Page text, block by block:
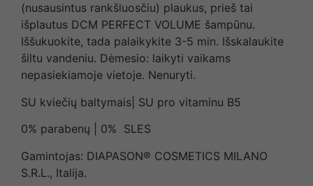
(nusausintus rankšluosčiu) plaukus, prieš tai
išplautus DCM PERFECT VOLUME šampūnu.
Iššukuokite, tada palaikykite 3-5 min. Išskalaukite
šiltu vandeniu. Dėmesio: laikyti vaikams
nepasiekiamoje vietoje. Nenuryti.
SU kviečių baltymais| SU pro vitaminu B5
0% parabenų | 0% SLES
Gamintojas: DIAPASON® COSMETICS MILANO
S.R.L., Italija.